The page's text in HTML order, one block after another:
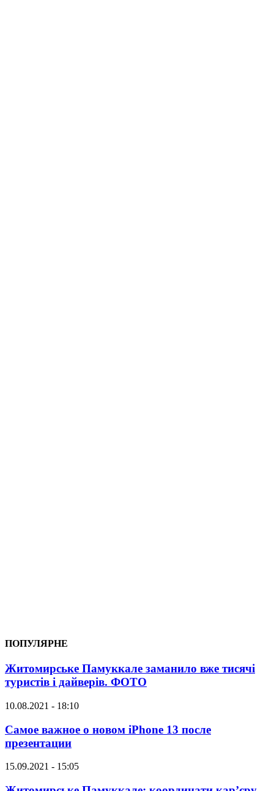
ПОПУЛЯРНЕ
Житомирське Памуккале заманило вже тисячі
туристів і дайверів. ФОТО
10.08.2021 - 18:10
Самое важное о новом iPhone 13 после
презентации
15.09.2021 - 15:05